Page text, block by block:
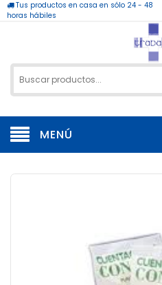
Tus productos en casa en sólo 24 - 48
horas hábiles
MENÚ